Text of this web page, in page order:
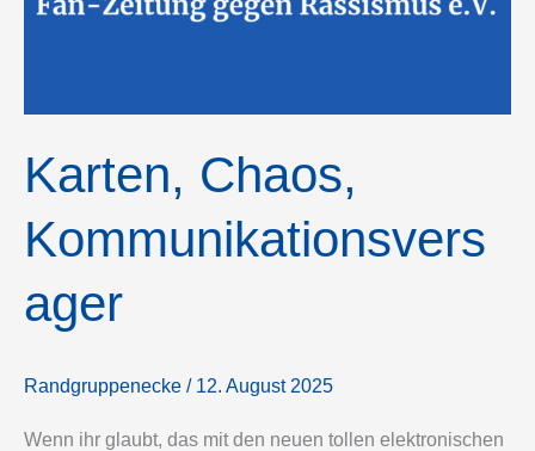
Karten, Chaos,
Kommunikationsvers
ager
Randgruppenecke / 12. August 2025
Wenn ihr glaubt, das mit den neuen tollen elektronischen